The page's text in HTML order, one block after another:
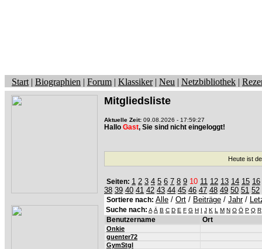
Start | Biographien | Forum | Klassiker| Neu | Netzbibliothek |
Mitgliedsliste
Aktuelle Zeit: 09.08.2026 - 17:59:27
Hallo Gast, Sie sind nicht eingeloggt!
Heute ist
Seiten: 1 2 3 4 5 6 7 8 9 10 11 12 13 14 15 16
38 39 40 41 42 43 44 45 46 47 48 49 50 51 52
Sortiere nach: Alle / Ort / Beiträge / Jahr/
Suche nach: A Ä B C D E F G H I J K L M N O Ö P Q R
Benutzername Ort
Onkie
guenter72
GymStgl